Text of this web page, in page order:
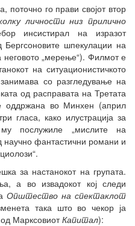
поточно го прави својот втор
личности низ прилично
инсистирал на изразот
Бергсоновите шпекулации на
„мерење“). Филмот е
на ситуационистичкото
со разгледување на
од расправата на Третата
оддржана во Минхен (април
гласа, како илустрација за
послужиле „мислите на
научно фантастични романи и
за настанокот на групата.
а во извадокот кој следи
Општество на спектаклот
така што во чекор ја
МарксовиотКапитал):